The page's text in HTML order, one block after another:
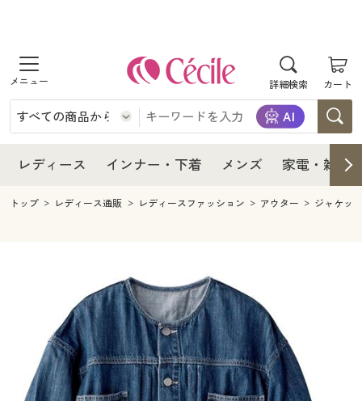
詳細検索 カート
商品を探す
レディース
レディースファッション
インナー・下着
インナー・下着通販すべて
ジュニア・ティーンズ下着
メンズ
メンズファッション
メンズ下着
家電・雑貨すべて
キッチン・雑貨・日用品
寝具・インテリア・家具
寝具・インテリア・家具通販すべて
家具・収納
美容・健康
美容・健康通販すべて
制服・スクール
レディース インナー・下着 メンズ 家電・雑貨
レディース
レディース通販すべて
レディースファッション
インナー・下着
インナー・下着通販すべて
ジュニア・ティーンズ下着
メンズ
キッチン・雑貨・日用品
寝具・インテリア・家具通販すべて
家具・収納
寝具・ベッド
美容・健康通販すべて
美容・健康・サプリメント
制服・スクール
制服・スクールすべて
大きいサイズ
トップ レディース通販 レディースファッション アウター ジャケッ